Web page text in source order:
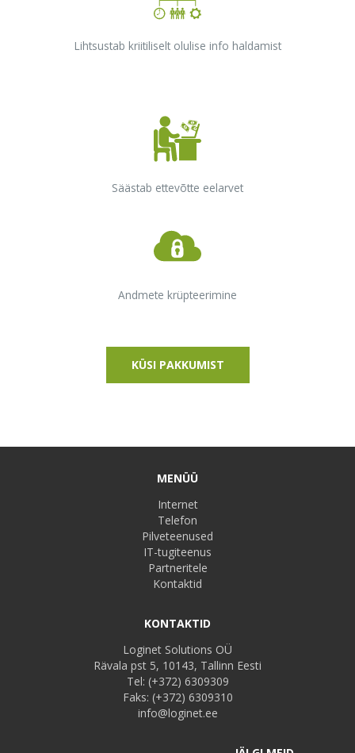
Lihtsustab kriitiliselt olulise info haldamist
Säästab ettevõtte eelarvet
Andmete krüpteerimine
KÜSI PAKKUMIST
MENÜÜ
Internet
Telefon
Pilveteenused
IT-tugiteenus
Partneritele
Kontaktid
KONTAKTID
Loginet Solutions OÜ
Rävala pst 5, 10143, Tallinn Eesti
Tel: (+372) 6309309
Faks: (+372) 6309310
info@loginet.ee